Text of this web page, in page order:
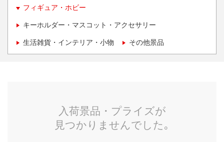
フィギュア・ホビー
キーホルダー・マスコット・アクセサリー
生活雑貨・インテリア・小物 その他景品